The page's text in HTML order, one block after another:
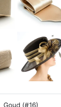
Goud (#16)